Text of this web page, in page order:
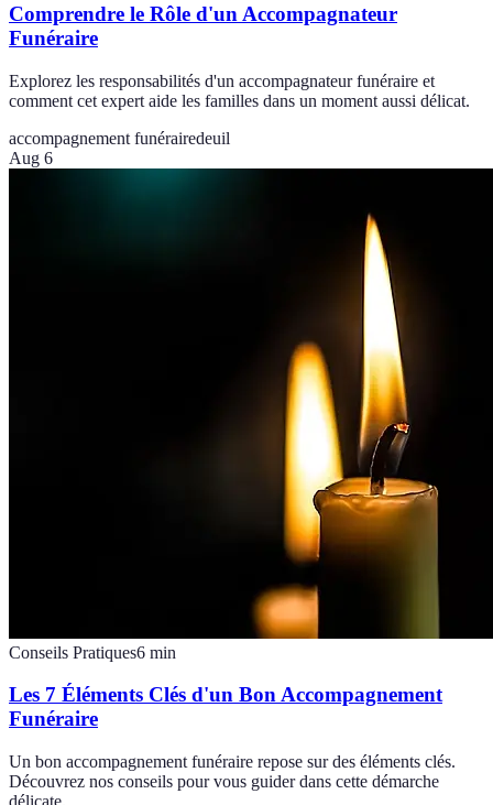
Comprendre le Rôle d'un Accompagnateur
Funéraire
Explorez les responsabilités d'un accompagnateur funéraire et
comment cet expert aide les familles dans un moment aussi délicat.
accompagnement funérairedeuil
Aug 6
Conseils Pratiques6 min
Les 7 Éléments Clés d'un Bon Accompagnement
Funéraire
Un bon accompagnement funéraire repose sur des éléments clés.
Découvrez nos conseils pour vous guider dans cette démarche
délicate.